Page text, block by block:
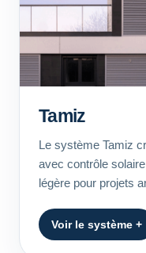
Tamiz
Le système Tamiz
avec contrôle
légère pour projets
Voir le système +